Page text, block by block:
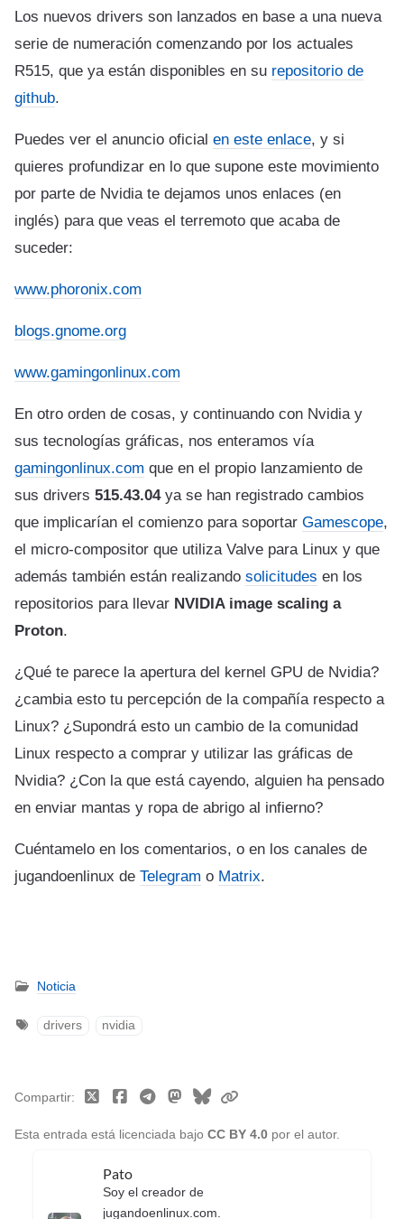
Los nuevos drivers son lanzados en base a una nueva
serie de numeración comenzando por los actuales
R515, que ya están disponibles en su repositorio de
github.
Puedes ver el anuncio oficial en este enlace, y si
quieres profundizar en lo que supone este movimiento
por parte de Nvidia te dejamos unos enlaces (en
inglés) para que veas el terremoto que acaba de
suceder:
www.phoronix.com
blogs.gnome.org
www.gamingonlinux.com
En otro orden de cosas, y continuando con Nvidia y
sus tecnologías gráficas, nos enteramos vía
gamingonlinux.com que en el propio lanzamiento de
sus drivers 515.43.04ya se han registrado cambios
que implicarían el comienzo para soportar Gamescope,
el micro-compositor que utiliza Valve para Linux y que
además también están realizando solicitudes en los
repositorios para llevar NVIDIA image scaling a
Proton.
¿Qué te parece la apertura del kernel GPU de Nvidia?
¿cambia esto tu percepción de la compañía respecto a
Linux? ¿Supondrá esto un cambio de la comunidad
Linux respecto a comprar y utilizar las gráficas de
Nvidia? ¿Con la que está cayendo, alguien ha pensado
en enviar mantas y ropa de abrigo al infierno?
Cuéntamelo en los comentarios, o en los canales de
jugandoenlinux de Telegram o Matrix.
Noticia
drivers nvidia
Esta entrada está licenciada bajo CC BY 4.0 por el autor.
Compartir
Pato
Soy el creador de
jugandoenlinux.com.